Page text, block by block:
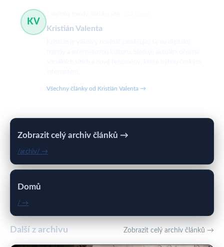
KV
Kristián Valenta
Všechny články od Kristián Valenta →
Zobrazit celý archiv článků →
/archiv/ →
Domů
/ →
Další z archivu Zobrazit celý archiv článků →